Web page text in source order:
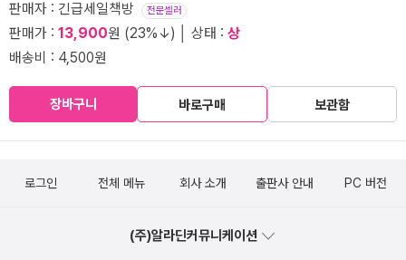
판매자 : 긴급세일책방 전문셀러
판매가 : 13,900원 (23%↓) │ 상태 : 상
배송비 : 4,500원
장바구니 바로구매 보관함
로그인 전체 메뉴 회사 소개 출판사 안내 PC 버전
(주)알라딘커뮤니케이션